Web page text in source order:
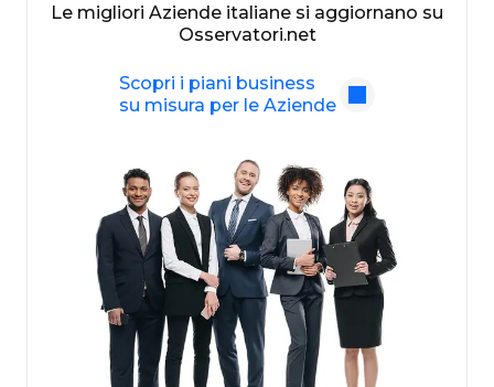
Le migliori Aziende italiane si aggiornano su
Osservatori.net
Scopri i piani business
su misura per le Aziende